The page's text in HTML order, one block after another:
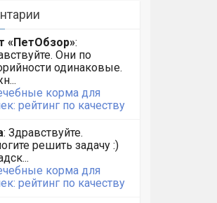
«ПетОбзор»:
Они по
одинаковые.
корма для
рейтинг по качеству
: Здравствуйте.
решить задачу :)
корма для
рейтинг по качеству